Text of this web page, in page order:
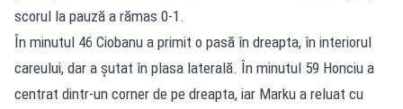
scorul la pauză a rămas 0-1.
În minutul 46 Ciobanu a primit o pasă în dreapta, în interiorul
careului, dar a șutat în plasa laterală. În minutul 59 Honciu a
centrat dintr-un corner de pe dreapta, iar Marku a reluat cu